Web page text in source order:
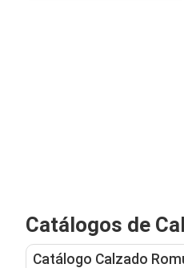
Catálogos de
Catálogo Calzado